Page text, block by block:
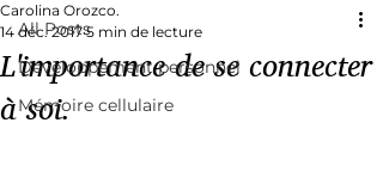
All Posts
Développement personnel
Mémoire cellulaire
L'importance de se connecter
à soi.
Carolina Orozco.
14 déc. 2017 5 min de lecture